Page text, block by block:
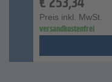
Preis inkl. MwSt.
versandkostenfrei